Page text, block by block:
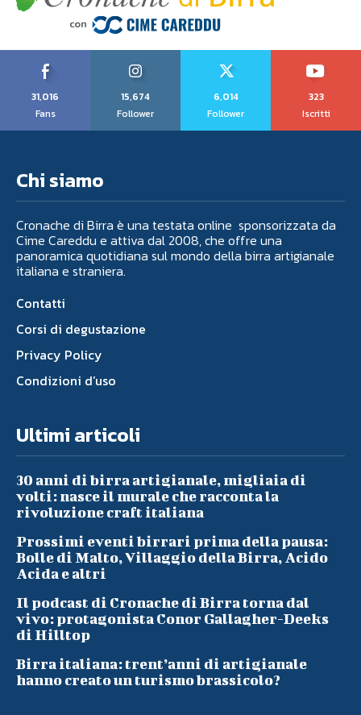
31,016
Fans
15,674
Follower
6,014
Follower
323
Iscritti
Chi siamo
Cronache di Birra è una testata online sponsorizzata da
Cime Careddu e attiva dal 2008, che offre una
panoramica quotidiana sul mondo della birra artigianale
italiana e straniera.
Contatti
Corsi di degustazione
Privacy Policy
Condizioni d’uso
Ultimi articoli
30 anni di birra artigianale, migliaia di
volti: nasce il murale che racconta la
rivoluzione craft italiana
Prossimi eventi birrari prima della pausa:
Bolle di Malto, Villaggio della Birra, Acido
Acida e altri
Il podcast di Cronache di Birra torna dal
vivo: protagonista Conor Gallagher-Deeks
di Hilltop
Birra italiana: trent’anni di artigianale
hanno creato un turismo brassicolo?